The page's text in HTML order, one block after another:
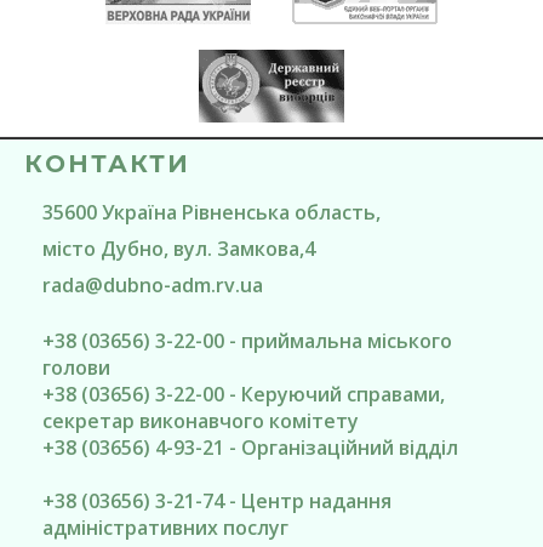
КОНТАКТИ
35600Україна Рівненська область,
місто Дубно, вул. Замкова,4
rada@dubno-adm.rv.ua
+38 (03656) 3-22-00 - приймальна міського
голови
+38 (03656) 3-22-00 - Керуючий справами,
секретар виконавчого комітету
+38 (03656) 4-93-21 - Організаційний відділ
+38 (03656) 3-21-74 - Центр надання
адміністративних послуг